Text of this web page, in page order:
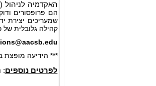
האקדמיה לניהול (
הם פרופסורים
קהילה גלובלית של כמעט 22,000 חברים המשתרעת על פני
*** הידיעה מופצת
לפרטים נוספים: